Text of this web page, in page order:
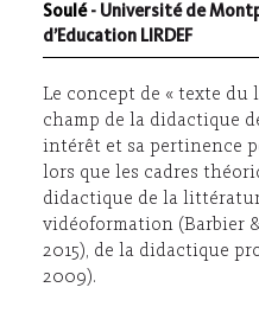
Soulé- Université de
d’Education LIRDEF
Le concept de « texte du
champ de la didactique
intérêt et sa pertinence
lors que les cadres
didactique de la
vidéoformation (Barbier
2015), de la didactique
2009).